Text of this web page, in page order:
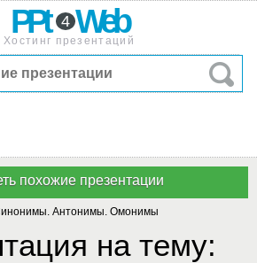
PPt 4 Web
Хостинг презентаций
Антонимы. Омонимы
на тему: